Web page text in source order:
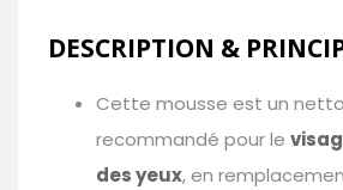
DESCRIPTION &
Cette mousse est un
recommandé pour le
des yeux, en